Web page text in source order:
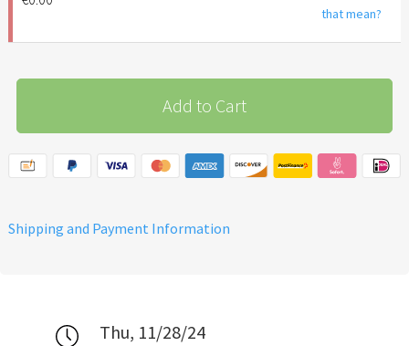
that mean?
Add to Cart
Shipping and Payment Information
Thu, 11/28/24